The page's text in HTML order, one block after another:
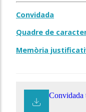
Convidada
Quadre de
Memòria
Convidada